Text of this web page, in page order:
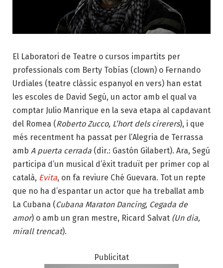
El Laboratori de Teatre o cursos impartits per
professionals com Berty Tobías (clown) o Fernando
Urdiales (teatre clàssic espanyol en vers) han estat
les escoles de David Segú, un actor amb el qual va
comptar Julio Manrique en la seva etapa al capdavant
del Romea (Roberto Zucco, L’hort dels cirerers), i que
més recentment ha passat per l’Alegria de Terrassa
amb A puerta cerrada (dir.: Gastón Gilabert). Ara, Segú
participa d’un musical d’èxit traduït per primer cop al
català, Evita, on fa reviure Ché Guevara. Tot un repte
que no ha d’espantar un actor que ha treballat amb
La Cubana (Cubana Maraton Dancing, Cegada de
amor) o amb un gran mestre, Ricard Salvat (Un dia,
mirall trencat).
Publicitat